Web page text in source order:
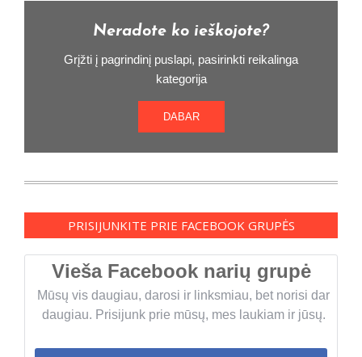
Neradote ko ieškojote?
Grįžti į pagrindinį puslapi, pasirinkti reikalinga
kategorija
DABAR
PRISIJUNKITE PRIE FACEBOOK GRUPĖS
Vieša Facebook narių grupė
Mūsų vis daugiau, darosi ir linksmiau, bet norisi dar
daugiau. Prisijunk prie mūsų, mes laukiam ir jūsų.